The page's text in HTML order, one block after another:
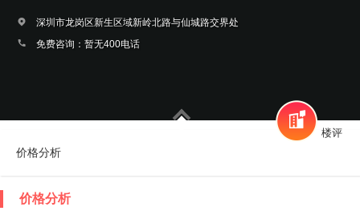
深圳市龙岗区新生区域新岭北路与仙城路交界处
免费咨询：暂无400电话
楼评
价格分析
价格分析